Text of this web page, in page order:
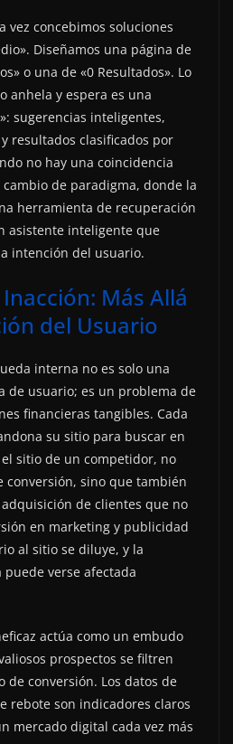
vez concebimos soluciones
Diseñamos una página de
o una de «0 Resultados». Lo
anhela y espera es una
sugerencias inteligentes,
resultados clasificados por
no hay una coincidencia
de paradigma, donde la
herramienta de recuperación
asistente inteligente que
intención del usuario.
Más Allá
del Usuario
interna no es solo una
de usuario; es un problema de
financieras tangibles. Cada
su sitio para buscar en
sitio de un competidor, no
conversión, sino que también
de clientes que no
en marketing y publicidad
al sitio se diluye, y la
verse afectada
actúa como un embudo
prospectos se filtren
de conversión. Los datos de
rebote son indicadores claros
mercado digital cada vez más